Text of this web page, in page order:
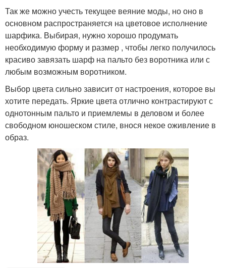
Так же можно учесть текущее веяние моды, но оно в
основном распространяется на цветовое исполнение
шарфика. Выбирая, нужно хорошо продумать
необходимую форму и размер , чтобы легко получилось
красиво завязать шарф на пальто без воротника или с
любым возможным воротником.
Выбор цвета сильно зависит от настроения, которое вы
хотите передать. Яркие цвета отлично контрастируют с
однотонным пальто и приемлемы в деловом и более
свободном юношеском стиле, внося некое оживление в
образ.